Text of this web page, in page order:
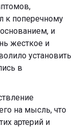
к поперечному
и
жесткое и
установить
в
на мысль, что
артерий и